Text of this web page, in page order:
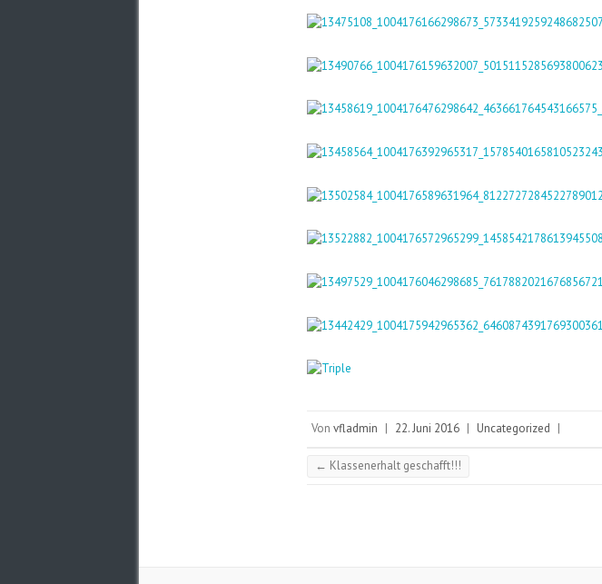
Von vfladmin | 22. Juni 2016 | Uncategorized |
← Klassenerhalt geschafft!!!